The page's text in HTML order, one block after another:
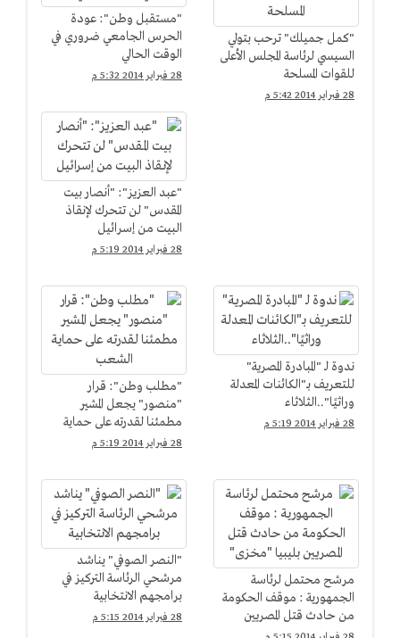
"كمل جميلك" ترحب بتولي
السيسي لرئاسة المجلس الأعلى
للقوات المسلحة
28 فبراير 2014 5:42 م
"مستقبل وطن": عودة
الحرس الجامعي ضروري في
الوقت الحالي
28 فبراير 2014 5:32 م
"عبد العزيز": "أنصار بيت
المقدس" لن تتحرك لإنقاذ
البيت من إسرائيل
28 فبراير 2014 5:19 م
ندوة لـ "المبادرة المصرية"
للتعريف بـ"الكائنات المعدلة
وراثيًا"..الثلاثاء
28 فبراير 2014 5:19 م
"مطلب وطن": قرار
"منصور" يجعل المشير
مطمئنا لقدرته على حماية
الشعب
28 فبراير 2014 5:19 م
مرشح محتمل لرئاسة
الجمهورية : موقف الحكومة
من حادث قتل المصريين
بليبيا "مخزى"
"النصر الصوفي" يناشد
مرشحي الرئاسة التركيز في
برامجهم الانتخابية
28 فبراير 2014 5:15 م